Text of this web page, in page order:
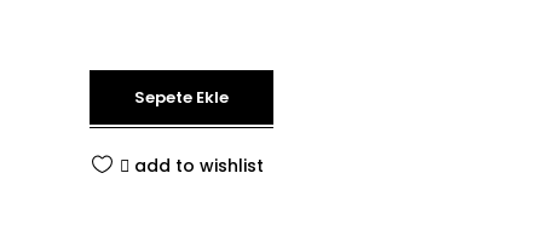
Sepete Ekle
add to wishlist